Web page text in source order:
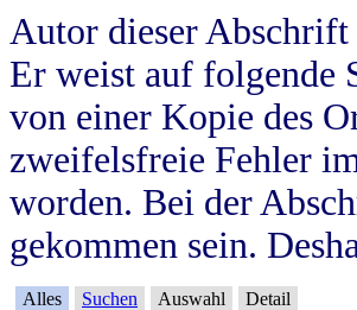
Autor dieser
Er weist auf folgende
von einer Kopie des
zweifelsfreie Fehler
worden. Bei der
gekommen sein.
Alles Suchen Auswahl Detail